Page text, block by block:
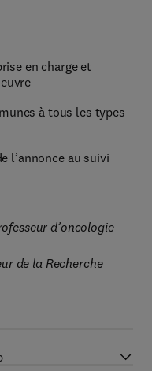
en charge et
à tous les types
l’annonce au suivi
d’oncologie
de la Recherche